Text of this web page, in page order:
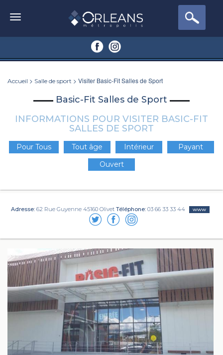
Accueil > Salle de sport > Visiter Basic-Fit Salles de Sport
Basic-Fit Salles de Sport
INFORMATIONS POUR VISITER BASIC-FIT
SALLES DE SPORT
Pour Tous Tout âge Intérieur
Payant
Ouvert
Adresse: 62 Rue Guyenne 45160 Olivet Téléphone: 03 66 33 33 44 www